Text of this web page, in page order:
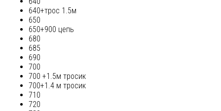
640+трос 1.5м
650
650+900 цепь
680
685
690
700
700 +1.5м тросик
700+1.4 м тросик
710
720